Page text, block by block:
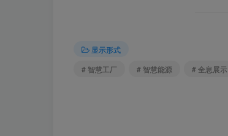
显示形式
# 智慧工厂
# 智慧能源 # 全息展示